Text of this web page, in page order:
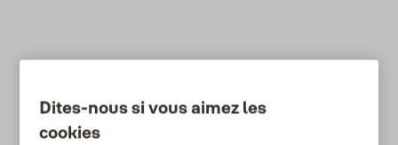
Dites-nous si vous aimez les
cookies